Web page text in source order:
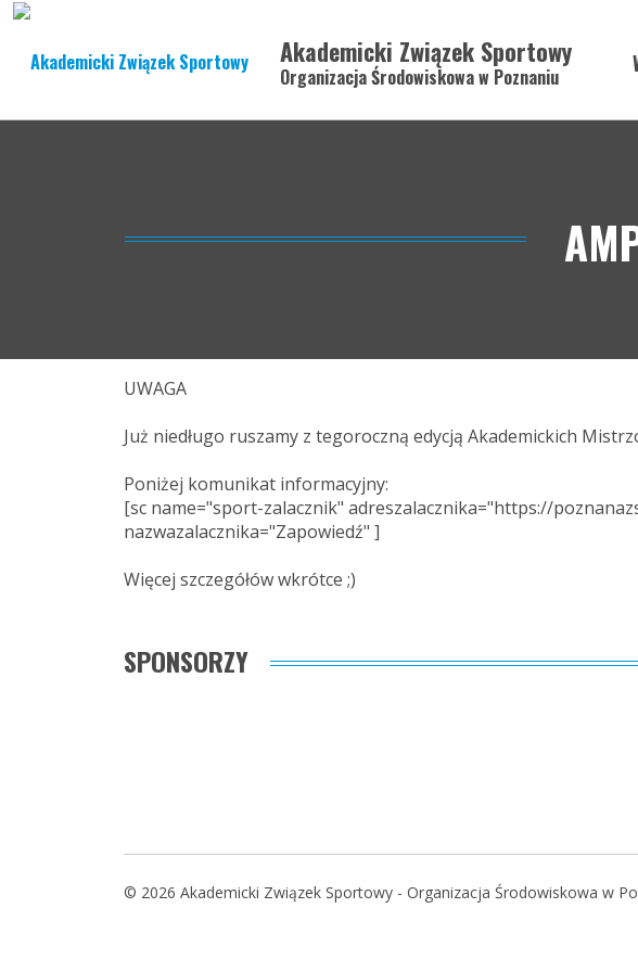
Akademicki Związek Sportowy
Organizacja Środowiskowa w Poznaniu
UWAGA
Już niedługo ruszamy z tegoroczną edycją Akademickich
Poniżej komunikat informacyjny:
[sc name="sport-zalacznik" adreszalacznika="https://
nazwazalacznika="Zapowiedź" ]
Więcej szczegółów wkrótce ;)
SPONSORZY
© 2026 Akademicki Związek Sportowy - Organizacja Środowiskowa w